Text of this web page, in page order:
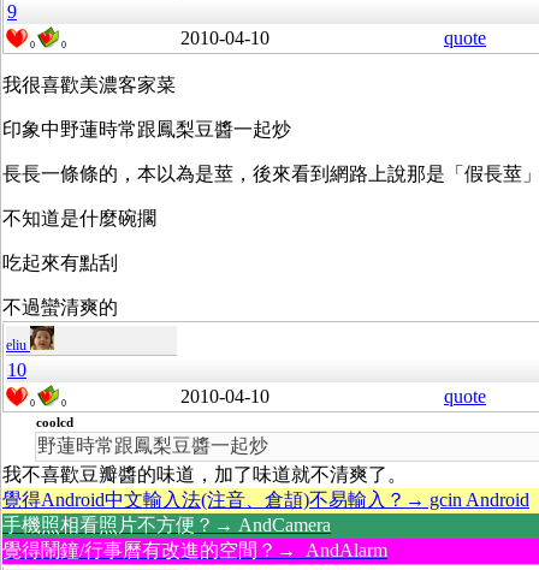
9
0 0 2010-04-10 quote
我很喜歡美濃客家菜
印象中野蓮時常跟鳳梨豆醬一起炒
長長一條條的，本以為是莖，後來看到網路上說那是「假長莖
不知道是什麼碗擱
吃起來有點刮
不過蠻清爽的
eliu
10
0 0 2010-04-10 quote
coolcd
野蓮時常跟鳳梨豆醬一起炒
我不喜歡豆瓣醬的味道，加了味道就不清爽了。
覺得Android中文輸入法(注音、倉頡)不易輸入？→ gcin Android
手機照相看照片不方便？→ AndCamera
覺得鬧鐘/行事曆有改進的空間？→ AndAlarm